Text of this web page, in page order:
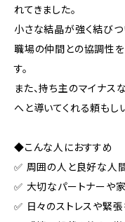
れてきました。
小さな結晶が強く結びつ
職場の仲間との協調性
す。
また、持ち主のマイナス
へと導いてくれる頼もし
◆こんな人におすすめ
✅ 周囲の人と良好な人
✅ 大切なパートナーや
✅ 日々のストレスや緊張